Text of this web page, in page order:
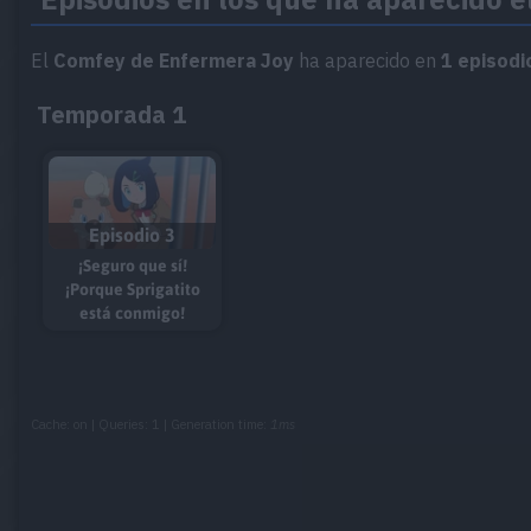
El Comfey de Enfermera Joy ha aparecido en 1
Temporada 1
Episodio 3
¡Seguro que sí!
¡Porque Sprigatito
está conmigo!